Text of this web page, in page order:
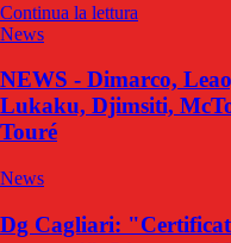
Continua la lettura
News
NEWS - Dimarco,
Lukaku, Djimsiti,
Touré
News
Dg Cagliari: